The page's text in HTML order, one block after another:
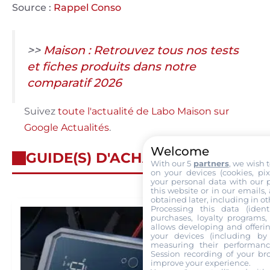
Source : Rappel Conso
>> Maison : Retrouvez tous nos tests
et fiches produits dans notre
comparatif 2026
Suivez toute l'actualité de Labo Maison sur
Google Actualités.
GUIDE(S) D'ACHATWelcome
With our 5 partners, we wish
on your devices (cookies,
your personal data with our
this website or in our emails,
obtained later, including in
Processing this data
purchases, loyalty
allows developing and
your devices (including
measuring their
Session recording of your
improve your experience.